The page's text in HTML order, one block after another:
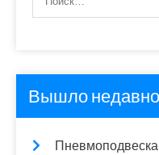
Вышло недавно
Пневмоподвеска